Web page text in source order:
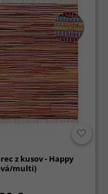
z kusov - Happy
multi)